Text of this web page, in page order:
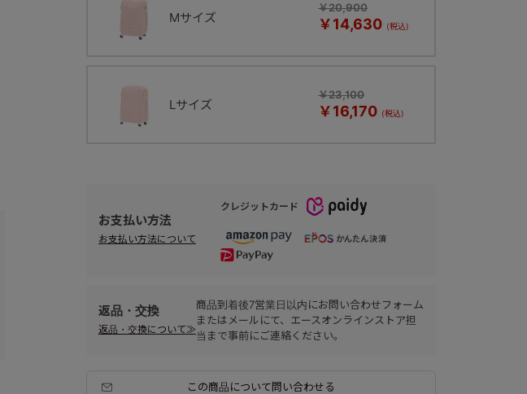
Mサイズ
￥20,900
￥14,630
Lサイズ
￥23,100
￥16,170
この商品について問い合わせる
返品・交換
返品・交換について≫
商品到着後7営業日以内にお問い合わせフォーム
またはメールにて、エースオンラインストア担
当まで事前にご連絡ください。
お支払い方法
お支払い方法について
クレジットカード